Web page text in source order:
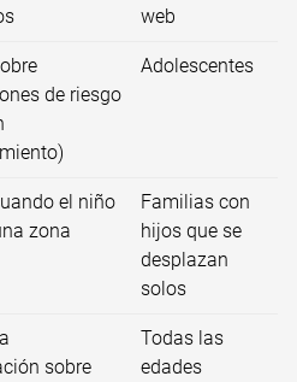
web
de riesgo
Adolescentes
el niño
zona
Familias con
hijos que se
desplazan
solos
sobre
Todas las
edades